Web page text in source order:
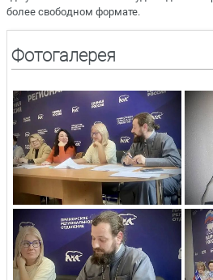
более свободном формате.
Фотогалерея